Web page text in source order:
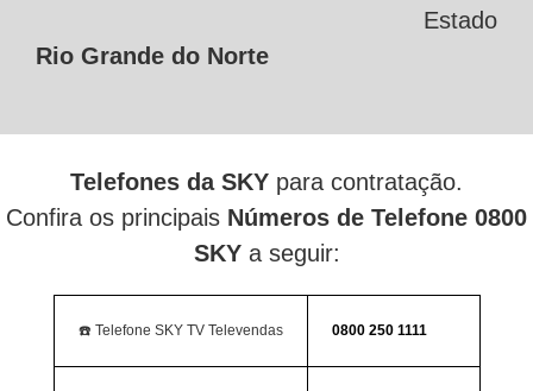
Estado
Rio Grande do Norte
Telefones da SKY para contratação.
Confira os principais Números de Telefone 0800
SKYa seguir:
☎️ Telefone SKY TV Televendas 0800 250 1111